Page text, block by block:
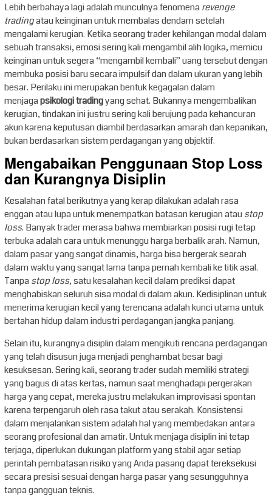
Lebih berbahaya lagi adalah munculnya fenomenarevenge
tradingatau keinginan untuk membalas dendam setelah
mengalami kerugian. Ketika seorang trader kehilangan modal dalam
sebuah transaksi, emosi sering kali mengambil alih logika, memicu
keinginan untuk segera “mengambil kembali” uang tersebut dengan
membuka posisi baru secara impulsif dan dalam ukuran yang lebih
besar. Perilaku ini merupakan bentuk kegagalan dalam
menjagapsikologi tradingyang sehat. Bukannya mengembalikan
kerugian, tindakan ini justru sering kali berujung pada kehancuran
akun karena keputusan diambil berdasarkan amarah dan kepanikan,
bukan berdasarkan sistem perdagangan yang objektif.
Mengabaikan Penggunaan Stop Loss
dan Kurangnya Disiplin
Kesalahan fatal berikutnya yang kerap dilakukan adalah rasa
enggan atau lupa untuk menempatkan batasan kerugian ataustop
loss. Banyak trader merasa bahwa membiarkan posisi rugi tetap
terbuka adalah cara untuk menunggu harga berbalik arah. Namun,
dalam pasar yang sangat dinamis, harga bisa bergerak searah
dalam waktu yang sangat lama tanpa pernah kembali ke titik asal.
Tanpastop loss, satu kesalahan kecil dalam prediksi dapat
menghabiskan seluruh sisa modal di dalam akun. Kedisiplinan untuk
menerima kerugian kecil yang terencana adalah kunci utama untuk
bertahan hidup dalam industri perdagangan jangka panjang.
Selain itu, kurangnya disiplin dalam mengikuti rencana perdagangan
yang telah disusun juga menjadi penghambat besar bagi
kesuksesan. Sering kali, seorang trader sudah memiliki strategi
yang bagus di atas kertas, namun saat menghadapi pergerakan
harga yang cepat, mereka justru melakukan improvisasi spontan
karena terpengaruh oleh rasa takut atau serakah. Konsistensi
dalam menjalankan sistem adalah hal yang membedakan antara
seorang profesional dan amatir. Untuk menjaga disiplin ini tetap
terjaga, diperlukan dukungan platform yang stabil agar setiap
perintah pembatasan risiko yang Anda pasang dapat tereksekusi
secara presisi sesuai dengan harga pasar yang sesungguhnya
tanpa gangguan teknis.